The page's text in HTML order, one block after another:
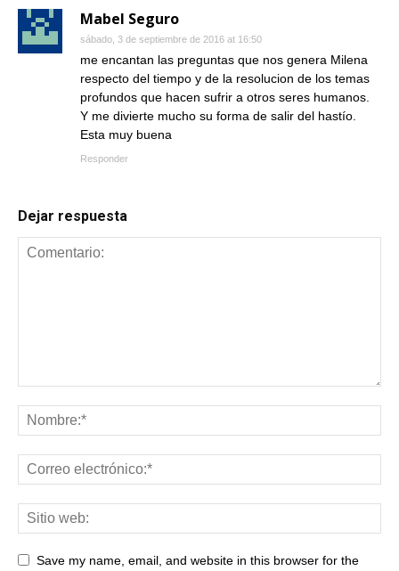
Mabel Seguro
sábado, 3 de septiembre de 2016 at 16:50
me encantan las preguntas que nos genera Milena
respecto del tiempo y de la resolucion de los temas
profundos que hacen sufrir a otros seres humanos.
Y me divierte mucho su forma de salir del hastío.
Esta muy buena
Responder
Dejar respuesta
Save my name, email, and website in this browser for the